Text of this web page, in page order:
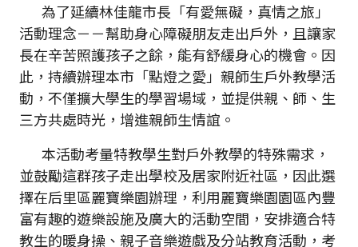
為了延續林佳龍市長「有愛無礙，真情之旅」
活動理念－－幫助身心障礙朋友走出戶外，且讓家
長在辛苦照護孩子之餘，能有舒緩身心的機會。因
此，持續辦理本市「點燈之愛」親師生戶外教學活
動，不僅擴大學生的學習場域，並提供親、師、生
三方共處時光，增進親師生情誼。
本活動考量特教學生對戶外教學的特殊需求，
並鼓勵這群孩子走出學校及居家附近社區，因此選
擇在后里區麗寶樂園辦理，利用麗寶樂園園區內豐
富有趣的遊樂設施及廣大的活動空間，安排適合特
教生的暖身操、親子音樂遊戲及分站教育活動，考